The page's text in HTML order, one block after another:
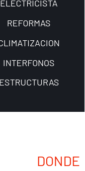
ELECTRICISTA
REFORMAS
INTERFONOS
ESTRUCTURAS
DONDE